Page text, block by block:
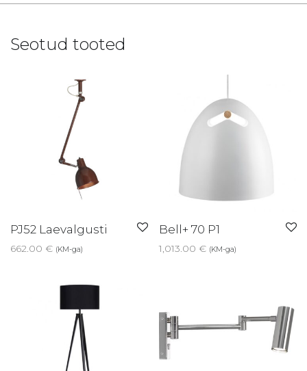
Seotud tooted
PJ52 Laevalgusti
662.00 € (KM-ga)
Bell+ 70 P1
1,013.00 € (KM-ga)